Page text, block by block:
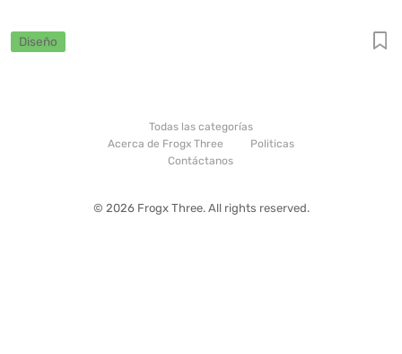
Diseño
Todas las categorías
Acerca de Frogx Three
Politicas
Contáctanos
© 2026 Frogx Three. All rights reserved.